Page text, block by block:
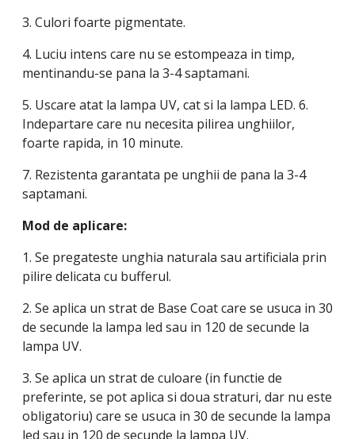
3. Culori foarte pigmentate.
4. Luciu intens care nu se estompeaza in timp,
mentinandu-se pana la 3-4 saptamani.
5. Uscare atat la lampa UV, cat si la lampa LED. 6.
Indepartare care nu necesita pilirea unghiilor,
foarte rapida, in 10 minute.
7. Rezistenta garantata pe unghii de pana la 3-4
saptamani.
Mod de aplicare:
1. Se pregateste unghia naturala sau artificiala prin
pilire delicata cu bufferul.
2. Se aplica un strat de Base Coat care se usuca in 30
de secunde la lampa led sau in 120 de secunde la
lampa UV.
3. Se aplica un strat de culoare (in functie de
preferinte, se pot aplica si doua straturi, dar nu este
obligatoriu) care se usuca in 30 de secunde la lampa
led sau in 120 de secunde la lampa UV.